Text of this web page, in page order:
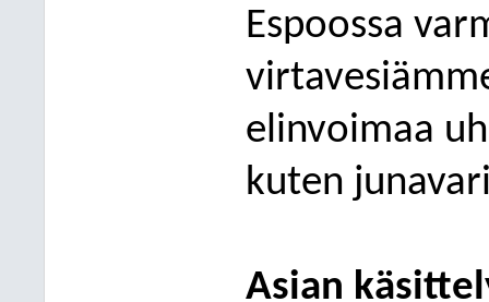
Espoossa
elinvoimaa
kuten
Asian